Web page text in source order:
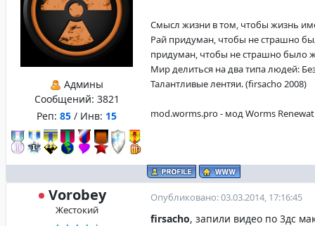
Админы
Сообщений: 3821
Реп: 85 / Инв: 15
Смысл жизни в том, чтобы жизнь
Рай придуман, чтобы не страшно
придуман, чтобы не страшно было
Мир делиться на два типа людей:
Талантливые лентяи. (firsacho 2008)
mod.worms.pro - мод Worms
Vorobey
Жестокий
Опубликовано: 03.03.2014, 17:16:45
firsacho, запили видео по 3дс